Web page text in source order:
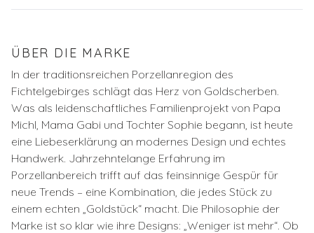
ÜBER DIE MARKE
In der traditionsreichen Porzellanregion des
Fichtelgebirges schlägt das Herz von Goldscherben.
Was als leidenschaftliches Familienprojekt von Papa
Michl, Mama Gabi und Tochter Sophie begann, ist heute
eine Liebeserklärung an modernes Design und echtes
Handwerk. Jahrzehntelange Erfahrung im
Porzellanbereich trifft auf das feinsinnige Gespür für
neue Trends – eine Kombination, die jedes Stück zu
einem echten „Goldstück“ macht. Die Philosophie der
Marke ist so klar wie ihre Designs: „Weniger ist mehr“. Ob